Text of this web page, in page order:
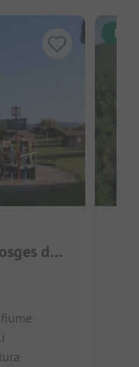
Camping Seasonova Les Vosges du Nord